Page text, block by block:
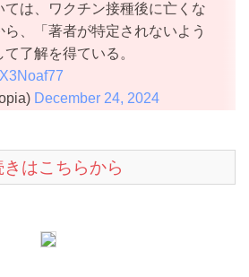
ては、ワクチン接種後に亡くな
ら、「著者が特定されないよう
了解を得ている。
December 24, 2024
きはこちらから